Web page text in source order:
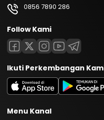
0856 7890 286
Follow Kami
Ikuti Perkembangan
Menu Kanal